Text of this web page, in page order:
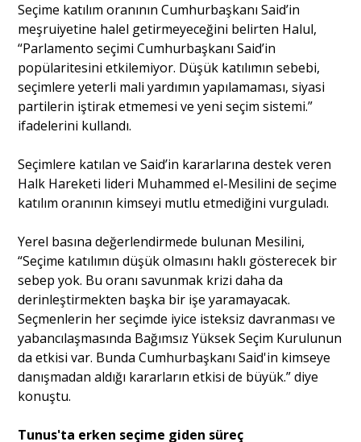
Seçime katılım oranının Cumhurbaşkanı Said’in
meşruiyetine halel getirmeyeceğini belirten Halul,
“Parlamento seçimi Cumhurbaşkanı Said’in
popülaritesini etkilemiyor. Düşük katılımın sebebi,
seçimlere yeterli mali yardımın yapılamaması, siyasi
partilerin iştirak etmemesi ve yeni seçim sistemi.”
ifadelerini kullandı.
Seçimlere katılan ve Said’in kararlarına destek veren
Halk Hareketi lideri Muhammed el-Mesilini de seçime
katılım oranının kimseyi mutlu etmediğini vurguladı.
Yerel basına değerlendirmede bulunan Mesilini,
“Seçime katılımın düşük olmasını haklı gösterecek bir
sebep yok. Bu oranı savunmak krizi daha da
derinleştirmekten başka bir işe yaramayacak.
Seçmenlerin her seçimde iyice isteksiz davranması ve
yabancılaşmasında Bağımsız Yüksek Seçim Kurulunun
da etkisi var. Bunda Cumhurbaşkanı Said'in kimseye
danışmadan aldığı kararların etkisi de büyük.” diye
konuştu.
Tunus'ta erken seçime giden süreç